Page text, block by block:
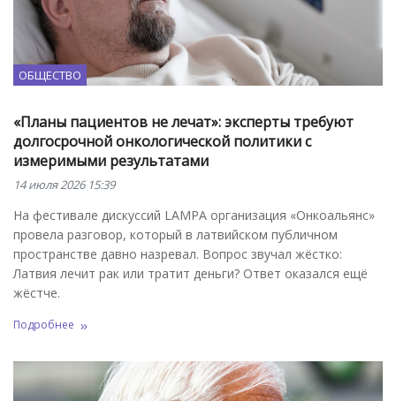
ОБЩЕСТВО
«Планы пациентов не лечат»: эксперты требуют
долгосрочной онкологической политики с
измеримыми результатами
14 июля 2026 15:39
На фестивале дискуссий LAMPA организация «Онкоальянс»
провела разговор, который в латвийском публичном
пространстве давно назревал. Вопрос звучал жёстко:
Латвия лечит рак или тратит деньги? Ответ оказался ещё
жёстче.
Подробнее